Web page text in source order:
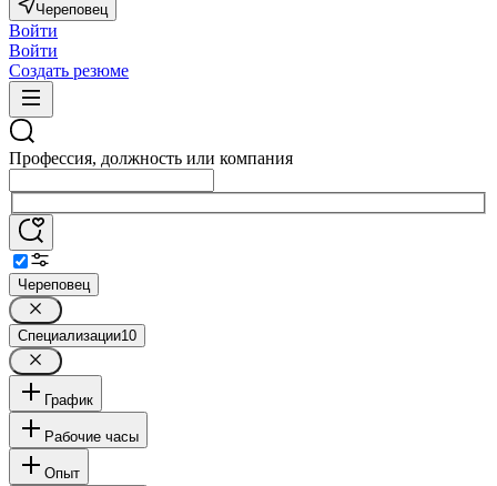
Череповец
Войти
Войти
Создать резюме
Профессия, должность или компания
Череповец
Специализации10
График
Рабочие часы
Опыт